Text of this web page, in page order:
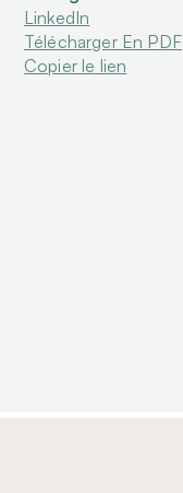
LinkedIn
Télécharger En PDF
Copier le lien